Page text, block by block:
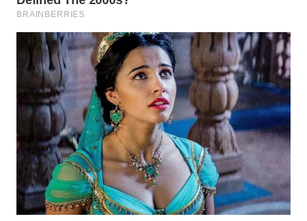
WN
LABUANBAJO
WN
BORNEO
Wahana
Media
Group
WAHANA
NEWS
WAHANA